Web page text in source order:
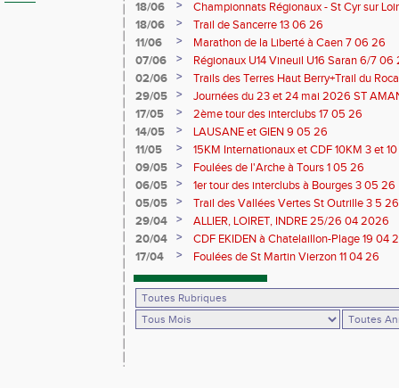
18/06
>
Championnats Régionaux - St Cyr sur
Saran 13/14 06 26
18/06 >
Trail de Sancerre 13 06 26
11/06
>
Marathon de la Liberté à Caen 7 06 26
07/06
>
Régionaux U14 Vineuil U16 Saran 6/7 06
02/06
>
Trails des Terres Haut Berry+Trail du
du Berry 30/31 05 2026
29/05 >
Journées du 23 et 24 mai 2026 ST
17/05
>
2ème tour des interclubs 17 05 26
14/05
>
LAUSANE et GIEN 9 05 26
11/05
>
15KM Internationaux et CDF 10KM 3 et
09/05
>
Foulées de l'Arche à Tours 1 05 26
06/05
>
1er tour des interclubs à Bourges 3 05 26
05/05
>
Trail des Vallées Vertes St Outrille 3 5 26
29/04
>
ALLIER, LOIRET, INDRE 25/26 04 2026
20/04
>
CDF EKIDEN à Chatelaillon-Plage 19 04
17/04
> Foulées de St Martin Vierzon 11 04 26